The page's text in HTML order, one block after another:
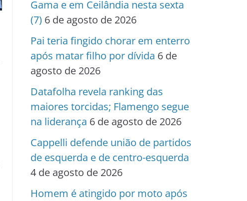
Gama e em Ceilândia nesta sexta
(7) 6 de agosto de 2026
Pai teria fingido chorar em enterro
após matar filho por dívida 6 de
agosto de 2026
Datafolha revela ranking das
maiores torcidas; Flamengo segue
na liderança 6 de agosto de 2026
Cappelli defende união de partidos
de esquerda e de centro-esquerda
4 de agosto de 2026
Homem é atingido por moto após